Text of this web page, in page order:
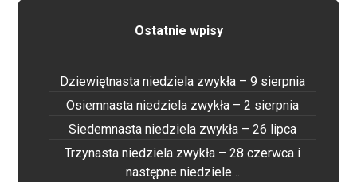
Ostatnie wpisy
Dziewiętnasta niedziela zwykła – 9 sierpnia
Osiemnasta niedziela zwykła – 2 sierpnia
Siedemnasta niedziela zwykła – 26 lipca
Trzynasta niedziela zwykła – 28 czerwca i
następne niedziele…